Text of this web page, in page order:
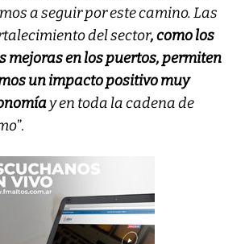
a seguir por este camino. Las
del sector, como los
mejoras en los puertos, permiten
un impacto positivo muy
y en toda la cadena de
”.